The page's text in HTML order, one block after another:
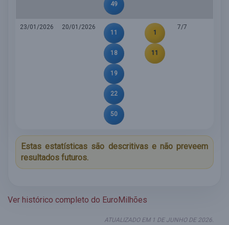
49
23/01/2026
20/01/2026
11
18
19
22
50
1
11
7/7
Estas estatísticas são descritivas e não preveem
resultados futuros.
Ver histórico completo do EuroMilhões
ATUALIZADO EM 1 DE JUNHO DE 2026.